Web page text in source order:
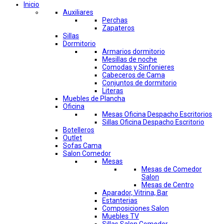
Inicio
Auxiliares
Perchas
Zapateros
Sillas
Dormitorio
Armarios dormitorio
Mesillas de noche
Comodas y Sinfonieres
Cabeceros de Cama
Conjuntos de dormitorio
Literas
Muebles de Plancha
Oficina
Mesas Oficina Despacho Escritorios
Sillas Oficina Despacho Escritorio
Botelleros
Outlet
Sofas Cama
Salon Comedor
Mesas
Mesas de Comedor
Salon
Mesas de Centro
Aparador, Vitrina, Bar
Estanterias
Composiciones Salon
Muebles TV